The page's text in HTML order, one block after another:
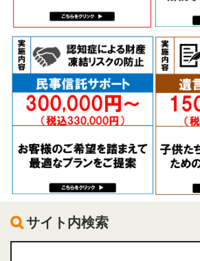
サイト内検索